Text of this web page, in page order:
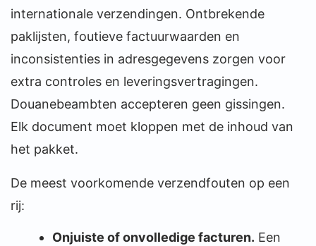
internationale verzendingen. Ontbrekende
paklijsten, foutieve factuurwaarden en
inconsistenties in adresgegevens zorgen voor
extra controles en leveringsvertragingen.
Douanebeambten accepteren geen gissingen.
Elk document moet kloppen met de inhoud van
het pakket.
De meest voorkomende verzendfouten op een
rij:
Onjuiste of onvolledige facturen. Een